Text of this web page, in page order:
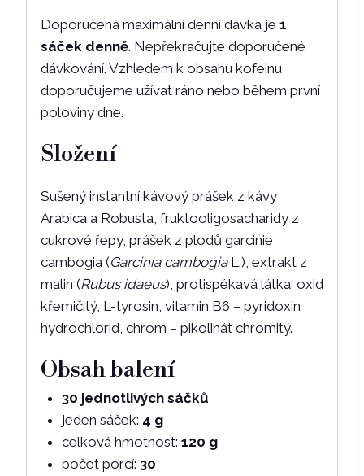
Doporučená maximální denní dávka je 1
sáček denně. Nepřekračujte doporučené
dávkování. Vzhledem k obsahu kofeinu
doporučujeme užívat ráno nebo během první
poloviny dne.
Složení
Sušený instantní kávový prášek z kávy
Arabica a Robusta, fruktooligosacharidy z
cukrové řepy, prášek z plodů garcinie
cambogia (Garcinia cambogiaL.), extrakt z
malin (Rubus idaeus), protispékavá látka: oxid
křemičitý, L-tyrosin, vitamin B6 – pyridoxin
hydrochlorid, chrom – pikolinát chromitý.
Obsah balení
30 jednotlivých sáčků
jeden sáček: 4 g
celková hmotnost: 120 g
počet porcí: 30